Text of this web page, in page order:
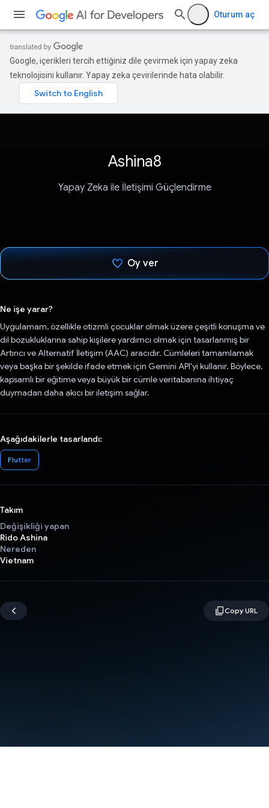
Oturum aç
Google, içerikleri tercih ettiğiniz dile çevirmek için yapay zeka
teknolojisini kullanır. Yapay zeka çevirilerinde hata olabilir.
Ashina8
Yapay Zeka ile İletişimi Güçlendirme
Oy ver
Ne işe yarar?
Uygulamam, özellikle otizmli çocuklar olmak üzere çeşitli konuşma ve
dil bozukluklarına sahip kişilere yardımcı olmak için tasarlanmış bir
Artırıcı ve Alternatif İletişim (AAC) aracıdır. Cümleleri tamamlamak
veya başka bir şekilde ifade etmek için Gemini API'yi kullanır. Böylece,
kapsamlı bir eğitime veya büyük bir cümle veritabanına ihtiyaç
duymadan daha akıcı bir iletişim sağlar.
Aşağıdakilerle tasarlandı:
Flutter
Takım
Değişikliği yapan
Rido Ashina
Nereden
Vietnam